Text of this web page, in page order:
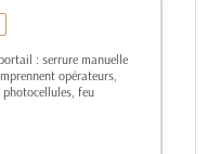
: serrure manuelle
opérateurs,
photocellules, feu